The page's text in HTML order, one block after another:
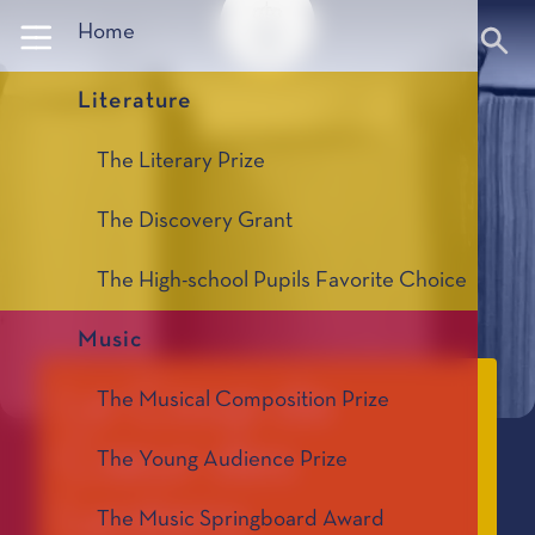
Home
Literature
The Literary Prize
The Discovery Grant
The High-school Pupils Favorite Choice
Music
The Musical Composition Prize
The Young Audience Prize
The Music Springboard Award
Le Coup de
Cœur des
Lycéens